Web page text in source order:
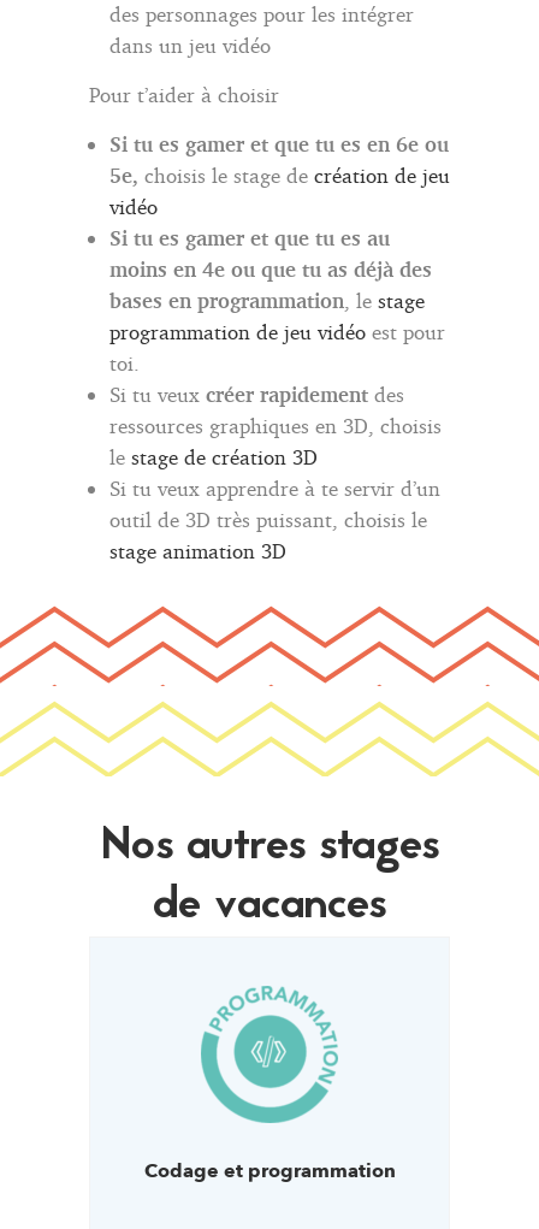
des personnages pour les intégrer
dans un jeu vidéo
Pour t’aider à choisir
Si tu es gamer et que tu es en 6e ou
5e, choisis le stage de création de jeu
vidéo
Si tu es gamer et que tu es au
moins en 4e ou que tu as déjà des
bases en programmation, le stage
programmation de jeu vidéo est pour
toi.
Si tu veux créer rapidement des
ressources graphiques en 3D, choisis
le stage de création 3D
Si tu veux apprendre à te servir d’un
outil de 3D très puissant, choisis le
stage animation 3D
Nos autres stages
de vacances
Codage et programmation